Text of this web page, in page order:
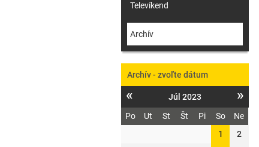
Televíkend
Archív
Archív - zvoľte dátum
« Júl 2023 »
Po Ut St Št Pi So
Ne
1
2